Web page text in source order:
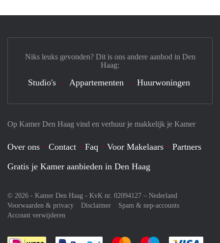
Op Kamer Den Haag vind en verhuur je makkelijk je Kamer
Over ons Contact Faq Voor Makelaars
Partners
Gratis je Kamer aanbieden in Den Haag
© 2026 - Kamer Den Haag - KvK nr. 02094127 – Nederland
Voorwaarden & privacy
Disclaimer
Spam & nep-accounts
Account verwijderen
Niks leuks gevonden? Dit is ons andere aanbod in Den
Haag:
Studio's Appartementen Huurwoningen